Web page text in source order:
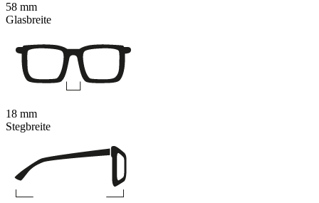
58 mm
Glasbreite
18 mm
Stegbreite